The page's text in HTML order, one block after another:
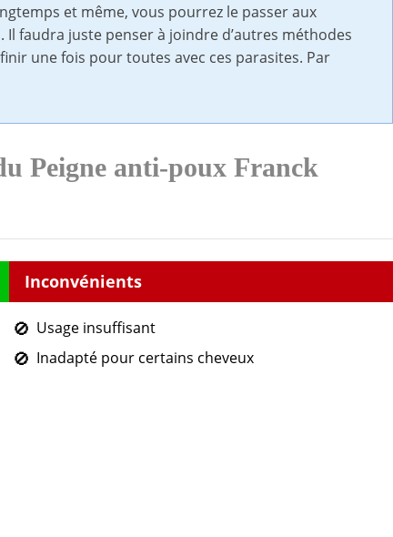
et même, vous pourrez le passer aux
faudra juste penser à joindre d’autres méthodes
une fois pour toutes avec ces parasites. Par
Peigne anti-poux Franck
Usage insuffisant
Inadapté pour certains cheveux